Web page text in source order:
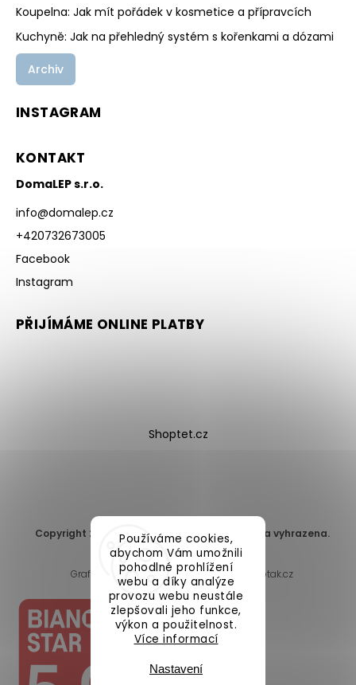
Používáme cookies,
abychom Vám umožnili
pohodlné prohlížení
webu a díky analýze
provozu webu neustále
zlepšovali jeho funkce,
výkon a použitelnost.
Více informací
Nastavení
Koupelna: Jak mít pořádek v kosmetice a přípravcích
Kuchyně: Jak na přehledný systém s kořenkami a dózami
Archiv
INSTAGRAM
KONTAKT
DomaLEP s.r.o.
info@domalep.cz
+420732673005
Facebook
Instagram
PŘIJÍMÁME ONLINE PLATBY
Shoptet.cz
Copyright 2026 DomaLEP s.r.o. . Všechna práva vyhrazena.
Upravit nastavení cookies
Grafický návrh vytvořil a nakódoval
Shoptak.cz